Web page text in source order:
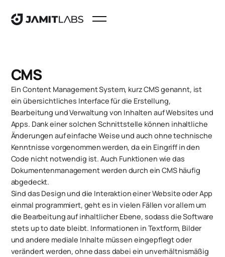
CMS
Ein Content Management System, kurz CMS genannt, ist
ein übersichtliches Interface für die Erstellung,
Bearbeitung und Verwaltung von Inhalten auf Websites und
Apps. Dank einer solchen Schnittstelle können inhaltliche
Änderungen auf einfache Weise und auch ohne technische
Kenntnisse vorgenommen werden, da ein Eingriff in den
Code nicht notwendig ist. Auch Funktionen wie das
Dokumentenmanagement werden durch ein CMS häufig
abgedeckt.
Sind das Design und die Interaktion einer Website oder App
einmal programmiert, geht es in vielen Fällen vor allem um
die Bearbeitung auf inhaltlicher Ebene, sodass die Software
stets up to date bleibt. Informationen in Textform, Bilder
und andere mediale Inhalte müssen eingepflegt oder
verändert werden, ohne dass dabei ein unverhältnismäßig